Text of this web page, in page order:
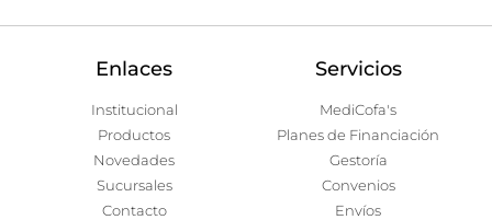
Enlaces
Institucional
Productos
Novedades
Sucursales
Contacto
Servicios
MediCofa's
Planes de Financiación
Gestoría
Convenios
Envíos